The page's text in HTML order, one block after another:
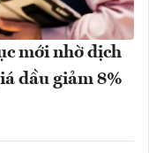
mới nhờ dịch
dầu giảm 8%